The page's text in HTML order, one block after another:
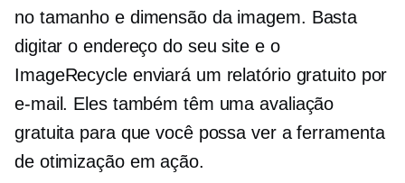
no tamanho e dimensão da imagem. Basta
digitar o endereço do seu site e o
ImageRecycle enviará um relatório gratuito por
e-mail. Eles também têm uma avaliação
gratuita para que você possa ver a ferramenta
de otimização em ação.